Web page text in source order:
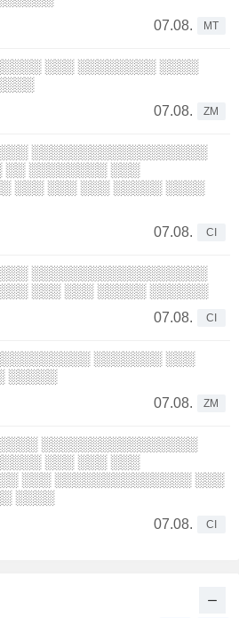
07.08.
MT
░░░ ░░░░░░░░ ░░░░
07.08.
ZM
░░░░░░░░░░░░░░░░░░
░░ ░░░░░░░░ ░░░
░░░ ░░░ ░░░ ░░░░░ ░░░░
07.08.
CI
░░░░░░░░░░░░░░░░░░
░░░ ░░░ ░░░░░ ░░░░░░
07.08.
CI
░░░░░░░ ░░░
░░░░░
07.08.
ZM
░░░░░░░░░░░░░░░░
░░░ ░░░ ░░░
░░░ ░░░░░░░░░░░░░░ ░░░
░░░░
07.08.
CI